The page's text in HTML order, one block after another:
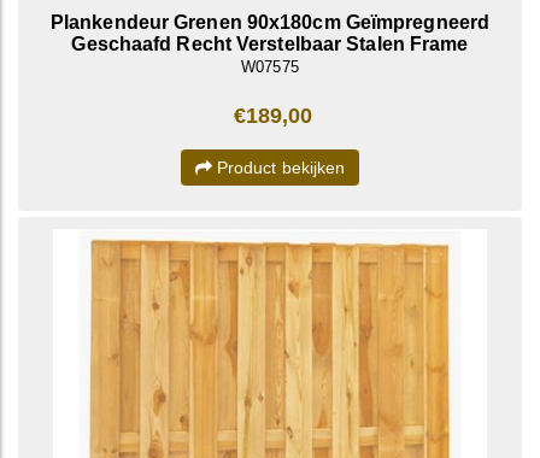
Plankendeur Grenen 90x180cm Geïmpregneerd
Geschaafd Recht Verstelbaar Stalen Frame
W07575
€189,00
Product bekijken